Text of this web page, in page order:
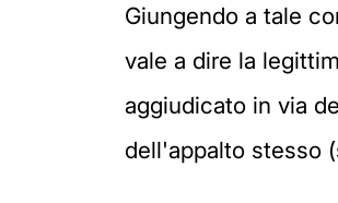
Giungendo a tale
vale a dire la
aggiudicato in via
dell'appalto stesso